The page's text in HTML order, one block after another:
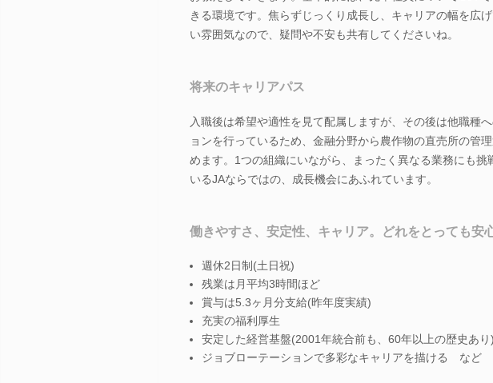
きる環境です。焦らずじっくり成長し、キャリアの幅を広
い雰囲気なので、疑問や不安も共有してくださいね。
将来のキャリアパス
入職後は希望や適性を見て配属しますが、その後は他職種
ョンを行っているため、金融分野から農作物の直売所の管
めます。1つの組織にいながら、まったく異なる業務にも挑
いるJAならではの、成長機会にあふれています。
働きやすさ、安定性、キャリア。どれをとっても安
週休2日制(土日祝)
残業は月平均3時間ほど
賞与は5.3ヶ月分支給(昨年度実績)
充実の福利厚生
安定した経営基盤(2001年統合前も、60年以上の歴史あり)
ジョブローテーションで多彩なキャリアを描ける など